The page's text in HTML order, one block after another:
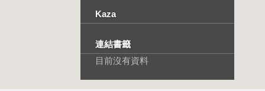
Kaza
連結書籤
目前沒有資料